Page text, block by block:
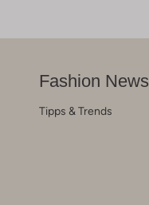
Fashion News
Tipps & Trends